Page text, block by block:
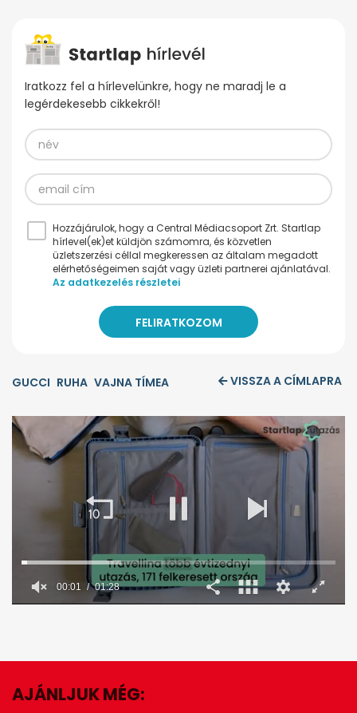
Iratkozz fel a hírlevelünkre, hogy ne maradj le a
legérdekesebb cikkekről!
Hozzájárulok, hogy a Central Médiacsoport Zrt. Startlap
hírlevel(ek)et küldjön számomra, és közvetlen
üzletszerzési céllal megkeressen az általam megadott
elérhetőségeimen saját vagy üzleti partnerei ajánlatával.
Az adatkezelés részletei
GUCCI RUHA VAJNA TÍMEA VISSZA A CÍMLAPRA
minute,
seconds
00:02 01:28
EZ IS ÉRDEKELHET
AJÁNLJUK MÉG: